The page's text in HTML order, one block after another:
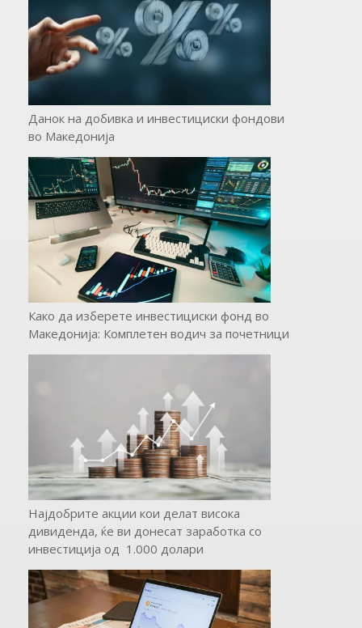
Данок на добивка и инвестициски фондови
во Македонија
Како да изберете инвестициски фонд во
Македонија: Комплетен водич за почетници
Најдобрите акции кои делат висока
дивиденда, ќе ви донесат заработка со
инвестиција од 1.000 долари